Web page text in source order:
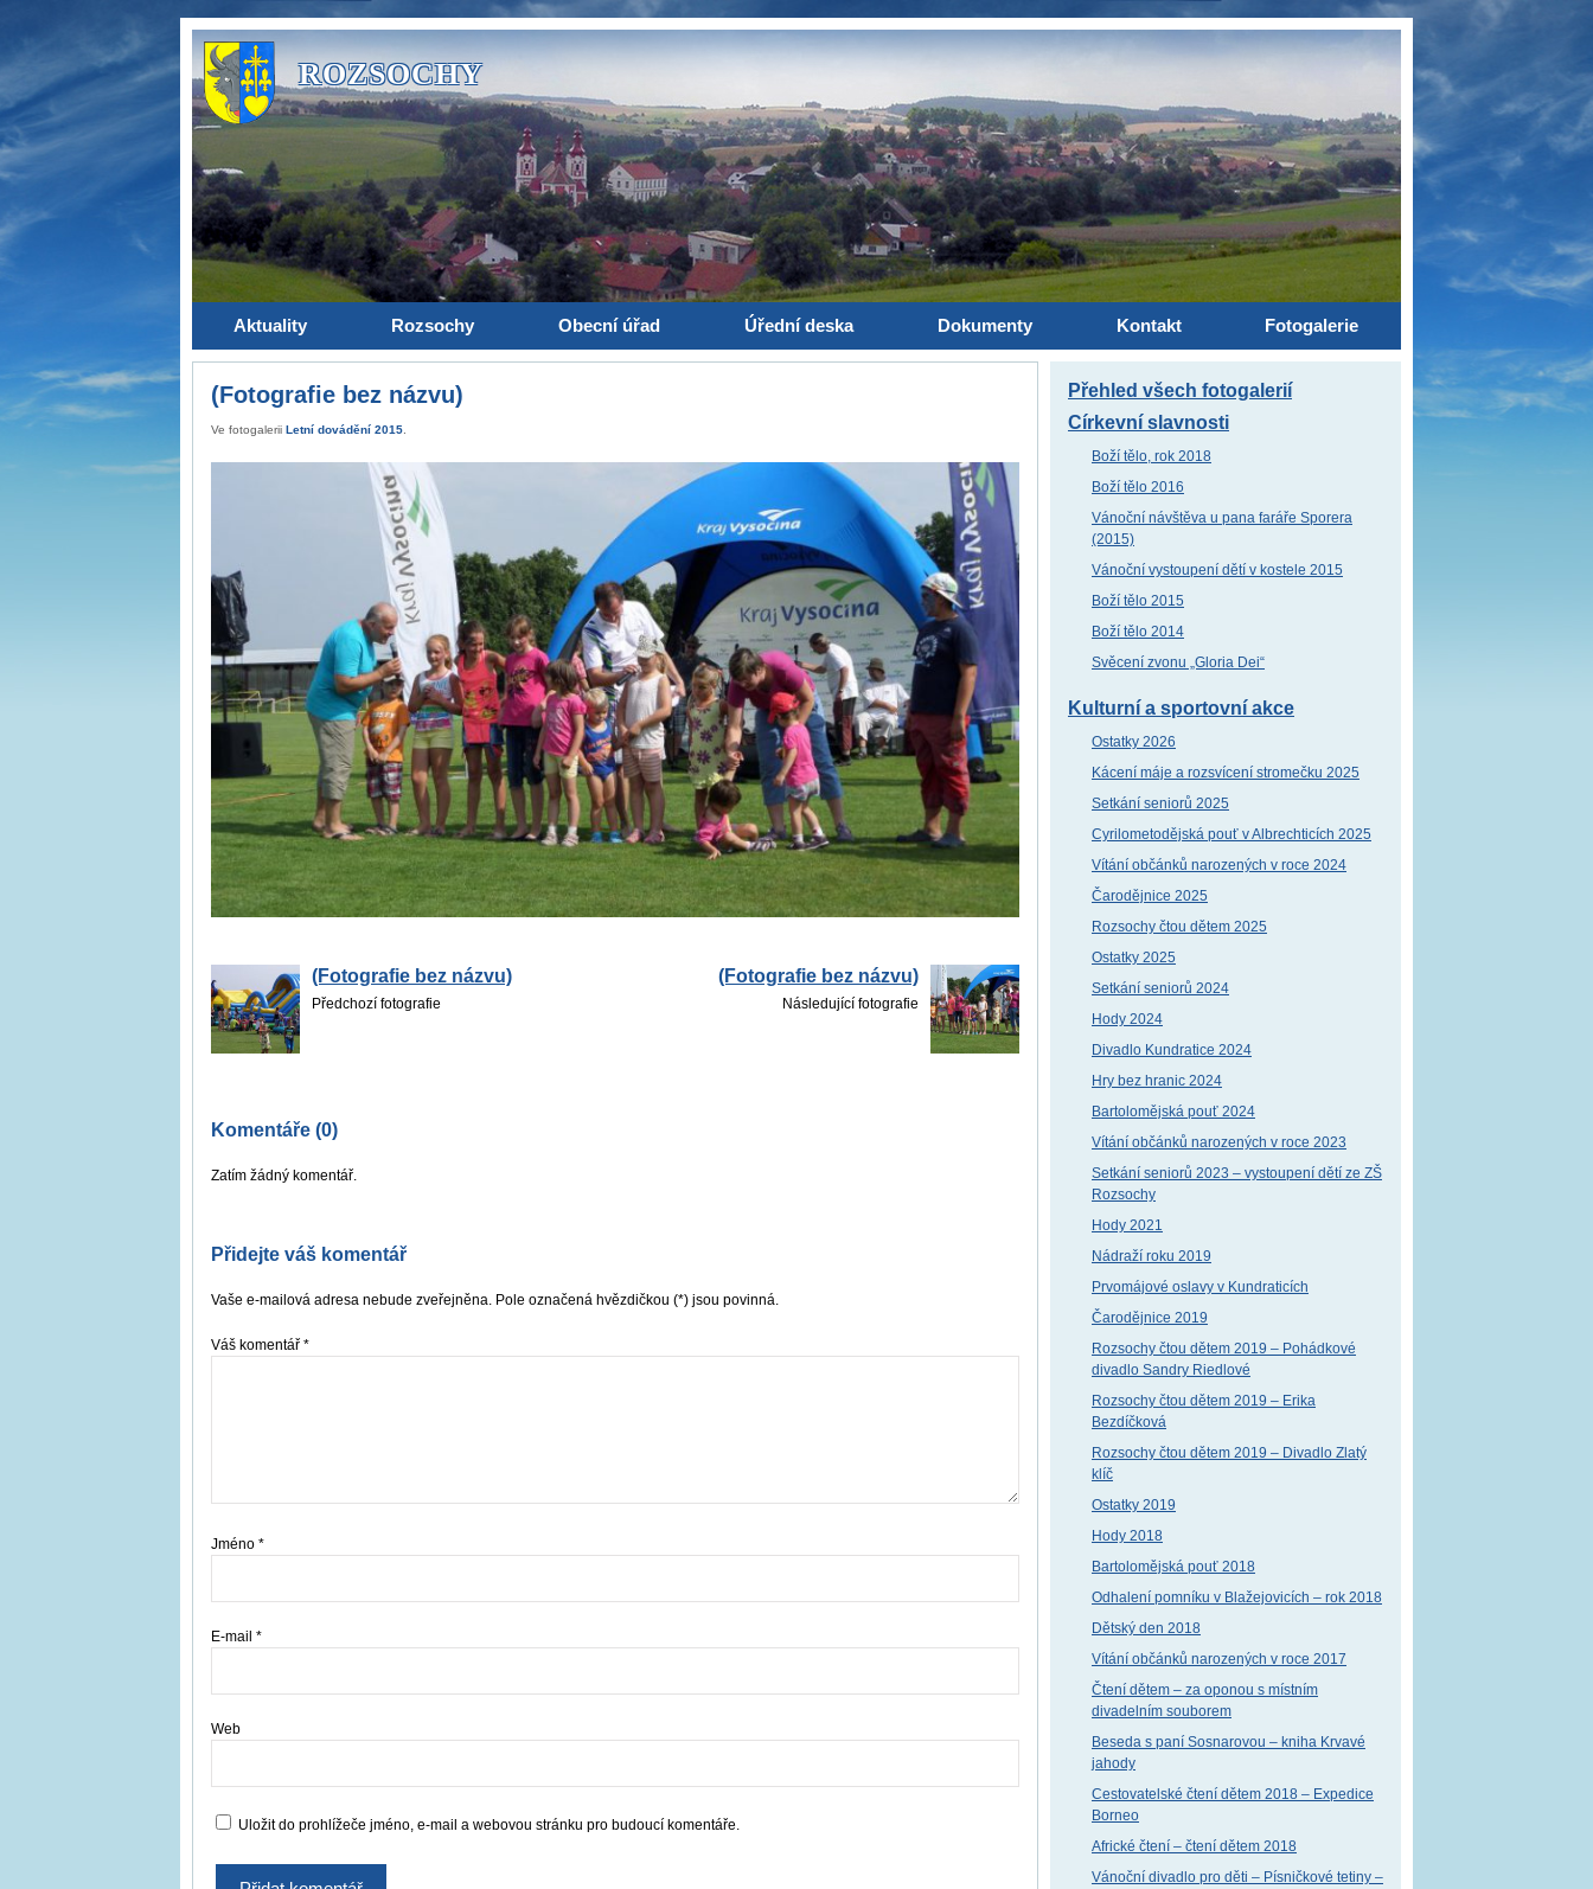
ROZSOCHY
Aktuality Rozsochy Obecní úřad Úřední deska Dokumenty Kontakt Fotogalerie
(Fotografie bez názvu)
Ve fotogalerii Letní dovádění 2015
(Fotografie bez názvu)
Předchozí fotografie
(Fotografie bez názvu)
Následující fotografie
Komentáře (0)
Zatím žádný komentář.
Přidejte váš komentář
Vaše e-mailová adresa nebude zveřejněna. Pole označená hvězdičkou (*) jsou povinná.
Váš komentář *
Jméno *
E-mail *
Web
Uložit do prohlížeče jméno, e-mail a webovou stránku pro budoucí komentáře.
Přehled všech fotogalerií
Církevní slavnosti
Boží tělo, rok 2018
Boží tělo 2016
Vánoční návštěva u pana faráře Sporera
(2015)
Vánoční vystoupení dětí v kostele 2015
Boží tělo 2015
Boží tělo 2014
Svěcení zvonu „Gloria Dei“
Kulturní a sportovní akce
Ostatky 2026
Kácení máje a rozsvícení stromečku 2025
Setkání seniorů 2025
Cyrilometodějská pouť v Albrechticích 2025
Vítání občánků narozených v roce 2024
Čarodějnice 2025
Rozsochy čtou dětem 2025
Ostatky 2025
Setkání seniorů 2024
Hody 2024
Divadlo Kundratice 2024
Hry bez hranic 2024
Bartolomějská pouť 2024
Vítání občánků narozených v roce 2023
Setkání seniorů 2023 – vystoupení dětí ze ZŠ
Rozsochy
Hody 2021
Nádraží roku 2019
Prvomájové oslavy v Kundraticích
Čarodějnice 2019
Rozsochy čtou dětem 2019 – Pohádkové
divadlo Sandry Riedlové
Rozsochy čtou dětem 2019 – Erika
Bezdíčková
Rozsochy čtou dětem 2019 – Divadlo Zlatý
klíč
Ostatky 2019
Hody 2018
Bartolomějská pouť 2018
Odhalení pomníku v Blažejovicích – rok 2018
Dětský den 2018
Vítání občánků narozených v roce 2017
Čtení dětem – za oponou s místním
divadelním souborem
Beseda s paní Sosnarovou – kniha Krvavé
jahody
Cestovatelské čtení dětem 2018 – Expedice
Borneo
Africké čtení – čtení dětem 2018
Vánoční divadlo pro děti – Písničkové tetiny –